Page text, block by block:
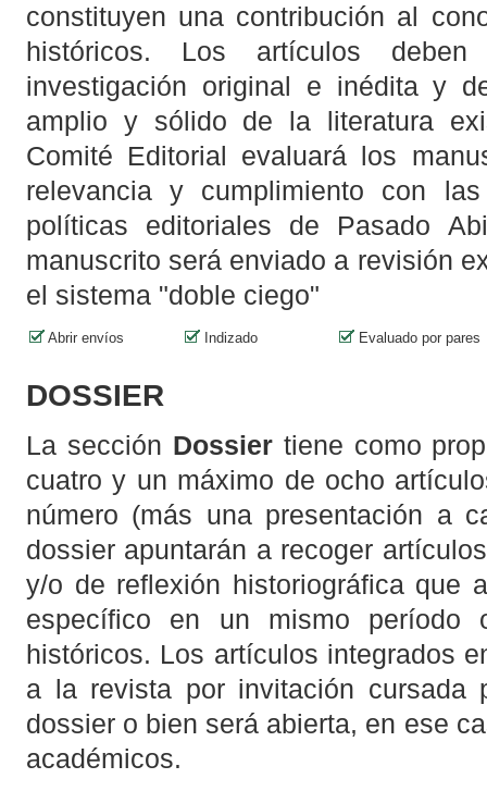
constituyen una contribución al
históricos. Los artículos
investigación original e inédita y
amplio y sólido de la literatura
Comité Editorial evaluará los
relevancia y cumplimiento con
políticas editoriales de Pasado
manuscrito será enviado a revisión
el sistema "doble ciego"
Abrir envíos Indizado Evaluado por pares
DOSSIER
La sección Dossiertiene como
cuatro y un máximo de ocho
número (más una presentación a
dossier apuntarán a recoger
y/o de reflexión historiográfica que
específico en un mismo período
históricos. Los artículos integrados
a la revista por invitación cursada
dossier o bien será abierta, en ese
académicos.